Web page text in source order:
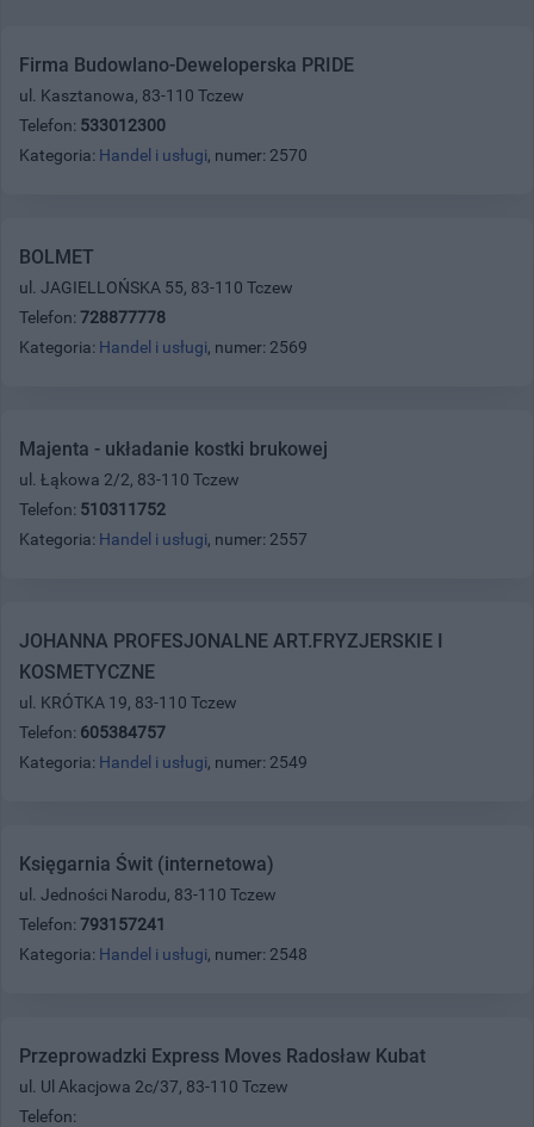
Firma Budowlano-Deweloperska PRIDE
ul. Kasztanowa, 83-110 Tczew
Telefon: 533012300
Kategoria: Handel i usługi, numer: 2570
BOLMET
ul. JAGIELLOŃSKA 55, 83-110 Tczew
Telefon: 728877778
Kategoria: Handel i usługi, numer: 2569
Majenta - układanie kostki brukowej
ul. Łąkowa 2/2, 83-110 Tczew
Telefon: 510311752
Kategoria: Handel i usługi, numer: 2557
JOHANNA PROFESJONALNE ART.FRYZJERSKIE I
KOSMETYCZNE
ul. KRÓTKA 19, 83-110 Tczew
Telefon: 605384757
Kategoria: Handel i usługi, numer: 2549
Księgarnia Świt (internetowa)
ul. Jedności Narodu, 83-110 Tczew
Telefon: 793157241
Kategoria: Handel i usługi, numer: 2548
Przeprowadzki Express Moves Radosław Kubat
ul. Ul Akacjowa 2c/37, 83-110 Tczew
Telefon: